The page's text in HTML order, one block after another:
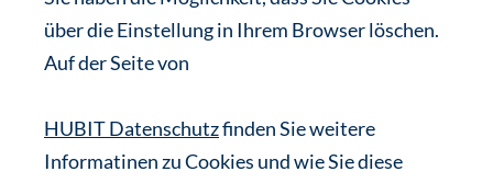
über die Einstellung in Ihrem Browser löschen.
Auf der Seite von
HUBIT Datenschutzfinden Sie weitere
Informatinen zu Cookies und wie Sie diese